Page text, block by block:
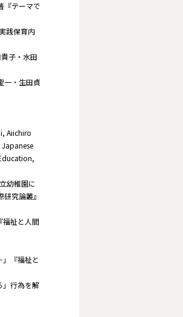
『テーマで
践保育内
子・水田
一・生田貞
Aiichiro
幼稚園に
究論叢』
福祉と人間
『福祉と
」行為を解